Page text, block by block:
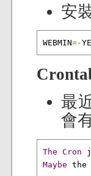
安
WEBMIN=-
最
會
The Cron
Maybe the